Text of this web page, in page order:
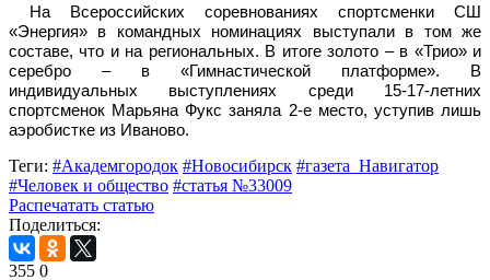
На Всероссийских соревнованиях спортсменки СШ
«Энергия» в командных номинациях выступали в том же
составе, что и на региональных. В итоге золото – в «Трио» и
серебро – в «Гимнастической платформе». В
индивидуальных выступлениях среди 15-17-летних
спортсменок Марьяна Фукс заняла 2-е место, уступив лишь
аэробистке из Иваново.
Теги: #Академгородок #Новосибирск #газета_Навигатор
#Человек и общество #статья №33009
Распечатать статью
Поделиться:
355 0